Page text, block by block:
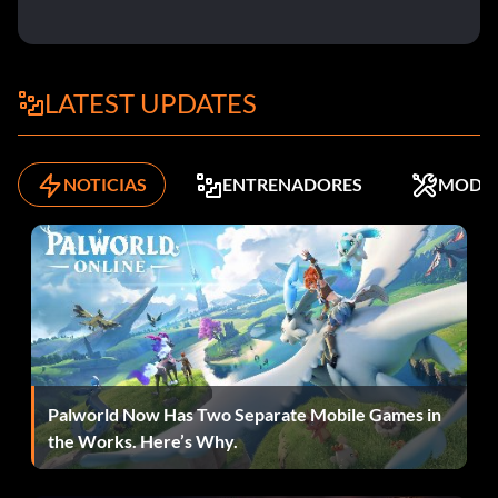
Destruir a Morship en modo arcade:
Utiliza dos misiles teledirigidos para destruir el Morship.
LATEST UPDATES
NOTICIAS ENTRENADORES MODS
Palworld Now Has Two Separate Mobile Games in
the Works. Here’s Why.